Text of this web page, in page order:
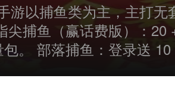
游以捕鱼类为主，主打
尖捕鱼（赢话费版）：
。 部落捕鱼：登录送